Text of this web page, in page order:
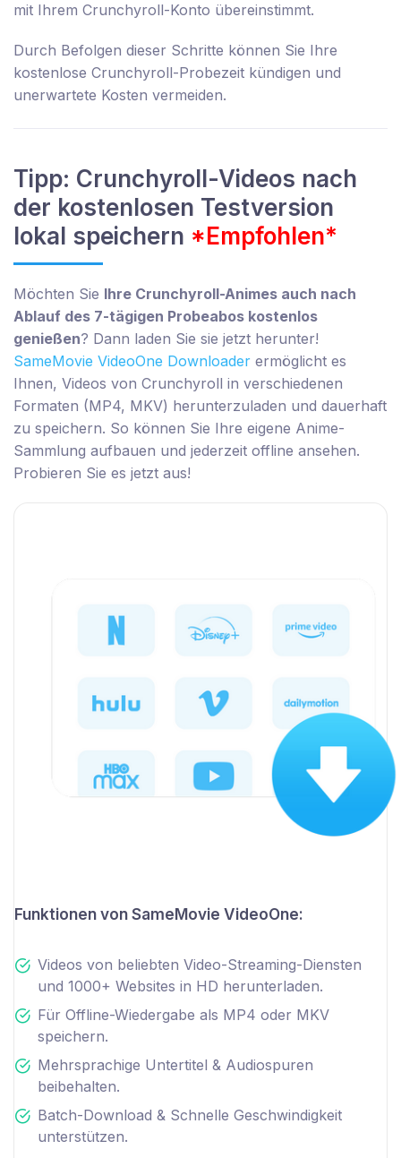
mit Ihrem Crunchyroll-Konto übereinstimmt.
Durch Befolgen dieser Schritte können Sie Ihre
kostenlose Crunchyroll-Probezeit kündigen und
unerwartete Kosten vermeiden.
Tipp: Crunchyroll-Videos nach
der kostenlosen Testversion
lokal speichern *Empfohlen*
Möchten Sie Ihre Crunchyroll-Animes auch nach
Ablauf des 7-tägigen Probeabos kostenlos
genießen? Dann laden Sie sie jetzt herunter!
SameMovie VideoOne Downloader ermöglicht es
Ihnen, Videos von Crunchyroll in verschiedenen
Formaten (MP4, MKV) herunterzuladen und dauerhaft
zu speichern. So können Sie Ihre eigene Anime-
Sammlung aufbauen und jederzeit offline ansehen.
Probieren Sie es jetzt aus!
Funktionen von SameMovie VideoOne:
Videos von beliebten Video-Streaming-Diensten
und 1000+ Websites in HD herunterladen.
Für Offline-Wiedergabe als MP4 oder MKV
speichern.
Mehrsprachige Untertitel & Audiospuren
beibehalten.
Batch-Download & Schnelle Geschwindigkeit
unterstützen.